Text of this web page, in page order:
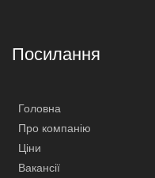
Посилання
Головна
Про компанію
Ціни
Вакансії